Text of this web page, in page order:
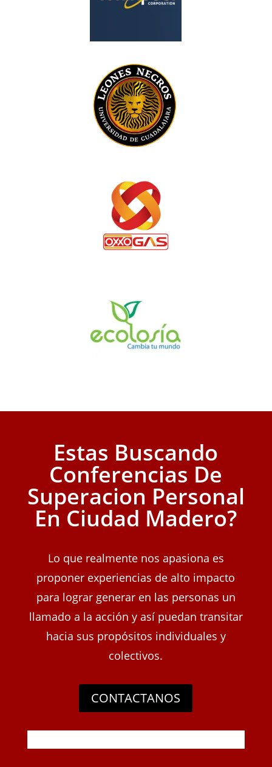
Estas Buscando
Conferencias De
Superacion Personal
En Ciudad Madero?
Lo que realmente nos apasiona es
proponer experiencias de alto impacto
para lograr generar en las personas un
llamado a la acción y así puedan transitar
hacia sus propósitos individuales y
colectivos.
CONTACTANOS